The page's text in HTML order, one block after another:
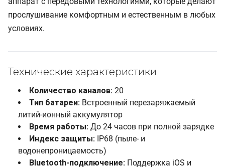
прослушивание комфортным и естественным в любых
условиях.
Технические характеристики
Количество каналов: 20
Тип батареи: Встроенный перезаряжаемый
литий-ионный аккумулятор
Время работы: До 24 часов при полной зарядке
Индекс защиты: IP68 (пыле- и
водонепроницаемость)
Bluetooth-подключение: Поддержка iOS и